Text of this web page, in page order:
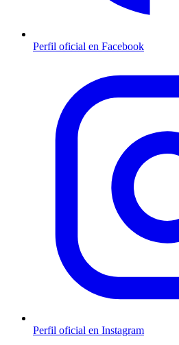
Perfil oficial en Facebook
Perfil oficial en Instagram